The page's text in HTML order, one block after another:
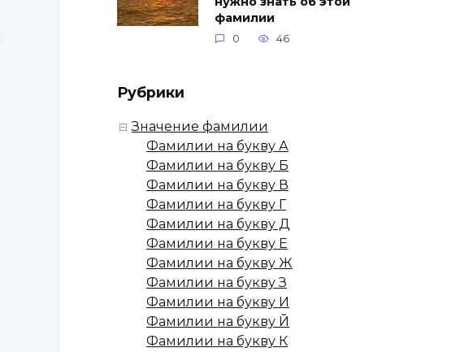
фамилии
0 46
Рубрики
Значение фамилии
Фамилии на букву А
Фамилии на букву Б
Фамилии на букву В
Фамилии на букву Г
Фамилии на букву Д
Фамилии на букву Е
Фамилии на букву Ж
Фамилии на букву З
Фамилии на букву И
Фамилии на букву Й
Фамилии на букву К